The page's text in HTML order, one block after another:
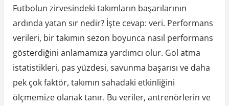
Futbolun zirvesindeki takımların başarılarının
ardında yatan sır nedir? İşte cevap: veri. Performans
verileri, bir takımın sezon boyunca nasıl performans
gösterdiğini anlamamıza yardımcı olur. Gol atma
istatistikleri, pas yüzdesi, savunma başarısı ve daha
pek çok faktör, takımın sahadaki etkinliğini
ölçmemize olanak tanır. Bu veriler, antrenörlerin ve